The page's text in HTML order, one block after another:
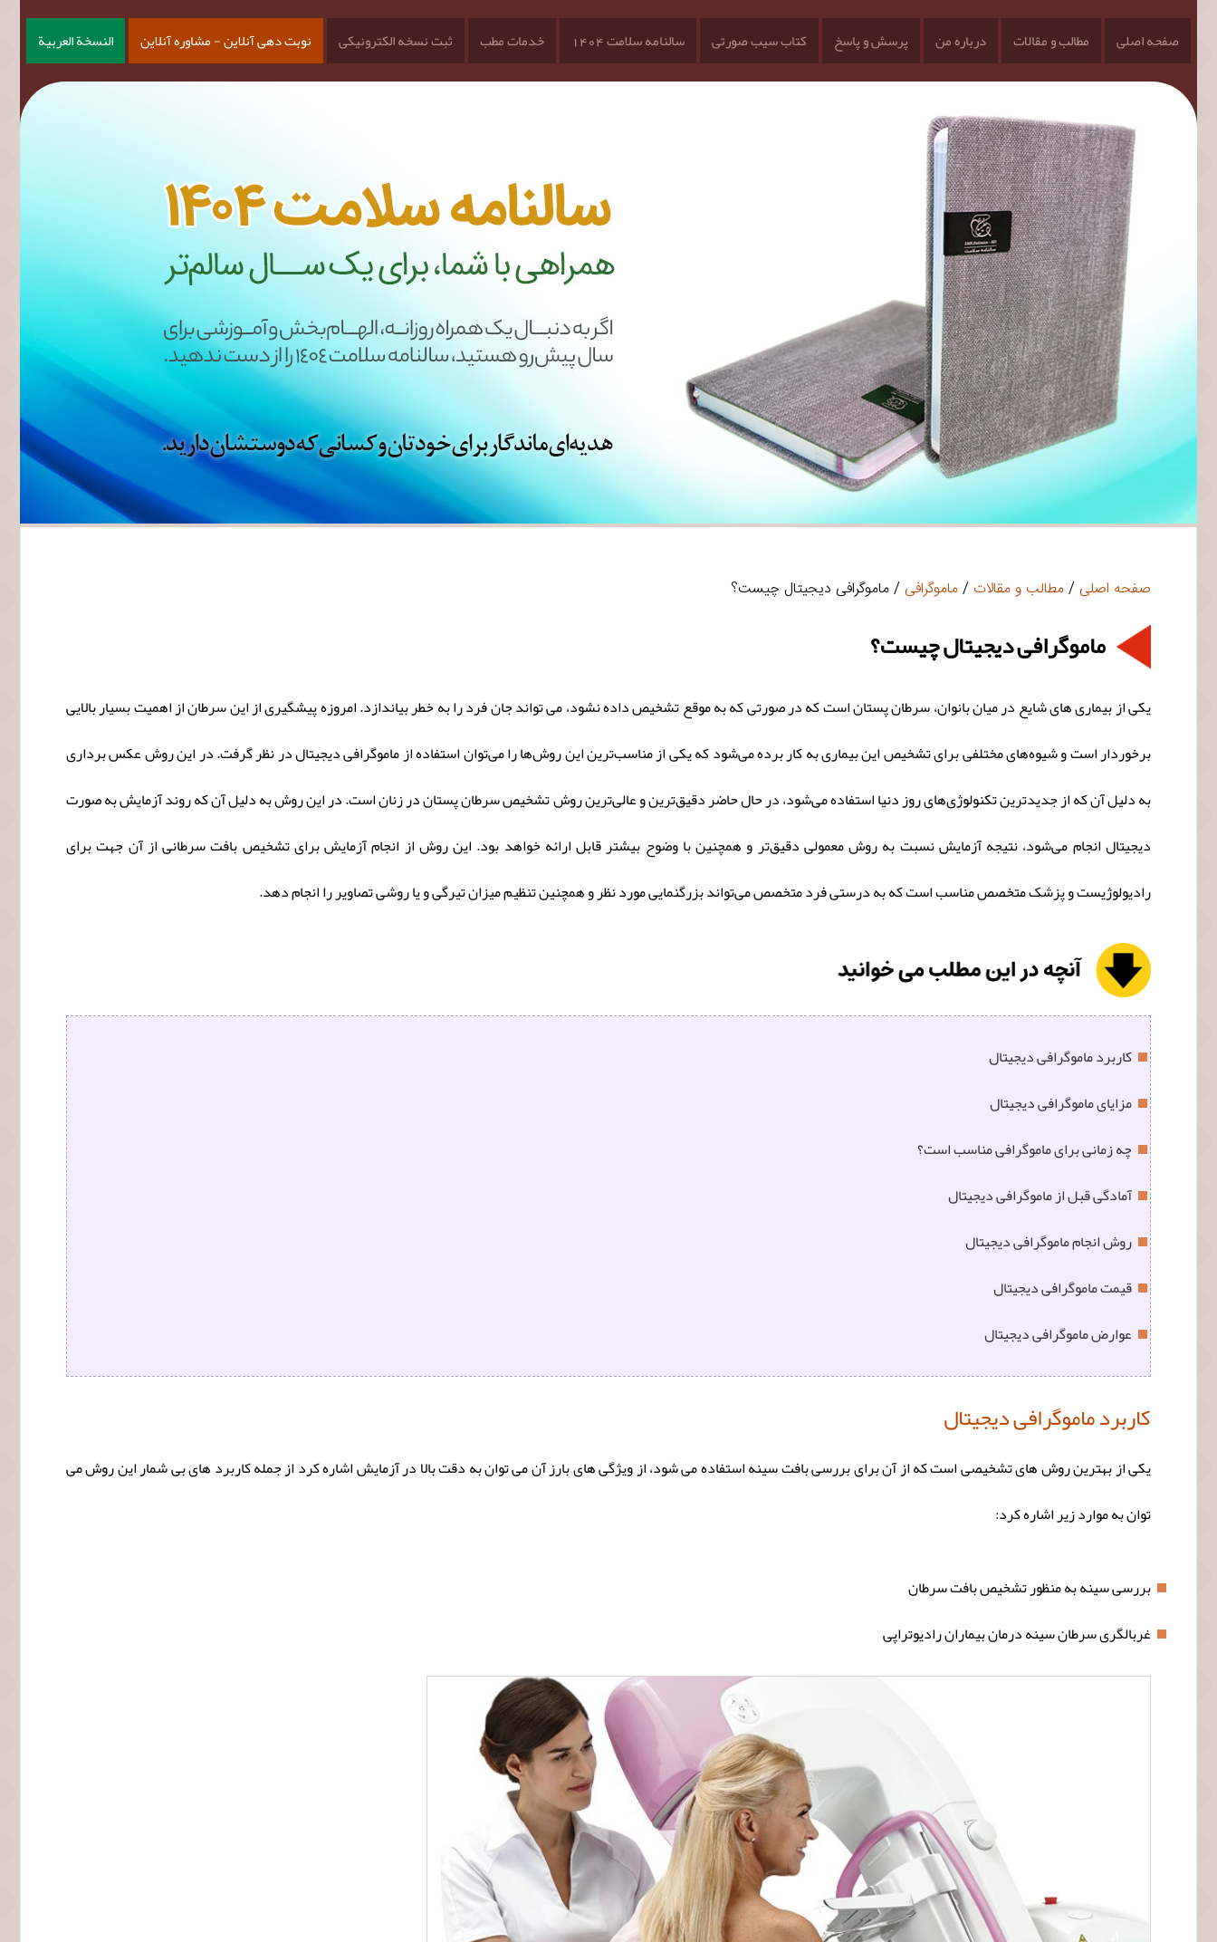
صفحه اصلی مطالب و مقالات درباره من پرسش و پاسخ کتاب سیب صورتی سالنامه سلامت 1404 خدمات مطب ثبت نسخه الکترونیکی نوبت دهی آنلاین - مشاوره آنلاین النسخة العربية
صفحه اصلی / مطالب و مقالات / ماموگرافی / ماموگرافی دیجیتال چیست؟
ماموگرافی دیجیتال چیست؟
یکی از بیماری های شایع در میان بانوان، سرطان پستان است که در صورتی که به موقع تشخیص داده نشود، می تواند جان فرد را به خطر بیاندازد. امروزه پیشگیری از این سرطان از اهمیت بسیار بالایی
برخوردار است و شیوه‌های مختلفی برای تشخیص این بیماری به کار برده می‌شود که یکی از مناسب‌ترین این روش‌ها را می‌توان استفاده از ماموگرافی دیجیتال در نظر گرفت. در این روش عکس برداری
به دلیل آن که از جدیدترین تکنولوژی‌های روز دنیا استفاده می‌شود، در حال حاضر دقیق‌ترین و عالی‌ترین روش تشخیص سرطان پستان در زنان است. در این روش به دلیل آن که روند آزمایش به صورت
دیجیتال انجام می‌شود، نتیجه آزمایش نسبت به روش معمولی دقیق‌تر و همچنین با وضوح بیشتر قابل ارائه خواهد بود. این روش از انجام آزمایش برای تشخیص بافت سرطانی از آن جهت برای
رادیولوژیست و پزشک متخصص مناسب است که به درستی فرد متخصص می‌تواند بزرگنمایی مورد نظر و همچنین تنظیم میزان تیرگی و یا روشی تصاویر را انجام دهد.
کاربرد ماموگرافی دیجیتال
مزایای ماموگرافی دیجیتال
چه زمانی برای ماموگرافی مناسب است؟
آمادگی قبل از ماموگرافی دیجیتال
روش انجام ماموگرافی دیجیتال
قیمت ماموگرافی دیجیتال
عوارض ماموگرافی دیجیتال
کاربرد ماموگرافی دیجیتال
یکی از بهترین روش های تشخیصی است که از آن برای بررسی بافت سینه استفاده می شود، از ویژگی های بارز آن می توان به دقت بالا در آزمایش اشاره کرد از جمله کاربرد های بی شمار این روش می
توان به موارد زیر اشاره کرد:
بررسی سینه به منظور تشخیص بافت سرطان
غربالگری سرطان سینه درمان بیماران رادیوتراپی